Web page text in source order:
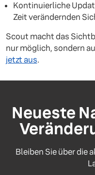
Kontinuierliche
Zeit verändernden
Scout macht das
nur möglich, sondern
jetzt aus.
Neueste
Bleiben Sie über die